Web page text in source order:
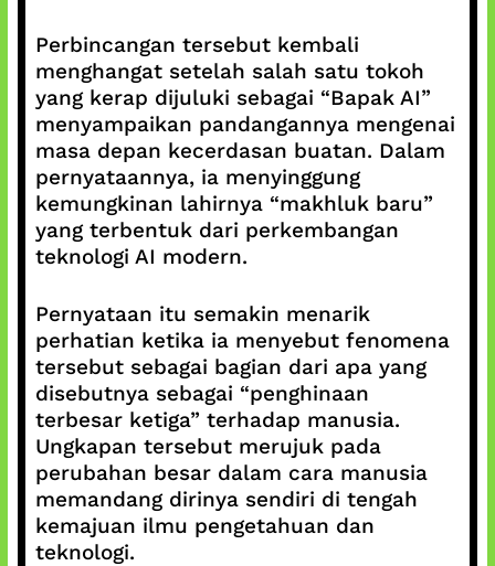
Perbincangan tersebut kembali
menghangat setelah salah satu tokoh
yang kerap dijuluki sebagai “Bapak AI”
menyampaikan pandangannya mengenai
masa depan kecerdasan buatan. Dalam
pernyataannya, ia menyinggung
kemungkinan lahirnya “makhluk baru”
yang terbentuk dari perkembangan
teknologi AI modern.
Pernyataan itu semakin menarik
perhatian ketika ia menyebut fenomena
tersebut sebagai bagian dari apa yang
disebutnya sebagai “penghinaan
terbesar ketiga” terhadap manusia.
Ungkapan tersebut merujuk pada
perubahan besar dalam cara manusia
memandang dirinya sendiri di tengah
kemajuan ilmu pengetahuan dan
teknologi.